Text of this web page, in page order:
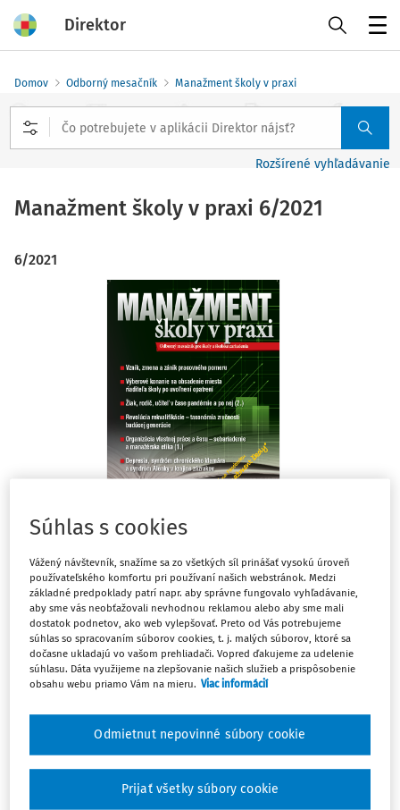
Direktor
Domov Odborný mesačník Manažment školy v praxi
Rozšírené vyhľadávanie
Manažment školy v praxi 6/2021
6/2021
Téma mesiaca
Výberové konanie na obsadenie miesta riaditeľa školy
po uvoľnení opatrení
JUDr. Matej Drotár
Epidemiologická situácia na Slovensku sa zlepšuje.
Výsledkom je uvoľňovanie protiepidemiologických
určité zákazy a obmedzenia, ktoré treba rešpektovať.
Výberové konanie na obsadenie miesta riaditeľa školy
možno už realizovať prezenčne, avšak za rešpektovania
aktuálnych protiepidemiologických opatrení a obmedzení.
Súhlas s cookies
Vážený návštevník, snažíme sa zo všetkých síl prinášať vysokú úroveň
používateľského komfortu pri používaní našich webstránok. Medzi
základné predpoklady patrí napr. aby správne fungovalo vyhľadávanie,
aby sme vás neobťažovali nevhodnou reklamou alebo aby sme mali
dostatok podnetov, ako web vylepšovať. Preto od Vás potrebujeme
súhlas so spracovaním súborov cookies, t. j. malých súborov, ktoré sa
dočasne ukladajú vo vašom prehliadači. Vopred ďakujeme za udelenie
súhlasu. Dáta využijeme na zlepšovanie našich služieb a prispôsobenie
obsahu webu priamo Vám na mieru. Viac informácií
Odmietnut nepovinné súbory cookie
Prijať všetky súbory cookie